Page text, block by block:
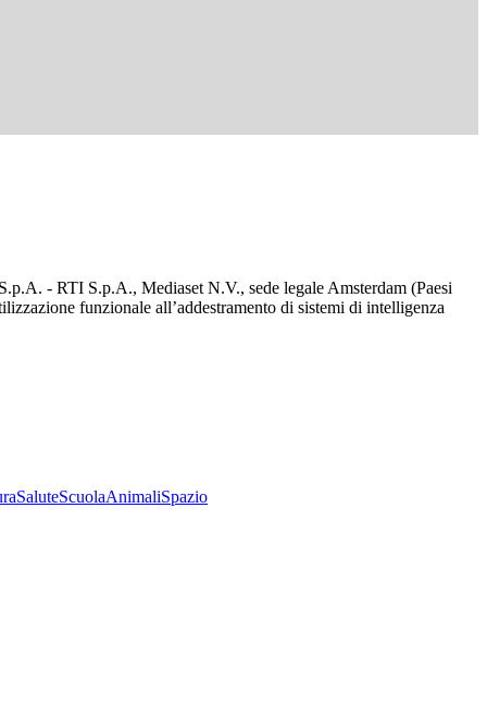
- RTI S.p.A., Mediaset N.V., sede legale Amsterdam (Paesi
funzionale all’addestramento di sistemi di intelligenza
SaluteScuolaAnimaliSpazio